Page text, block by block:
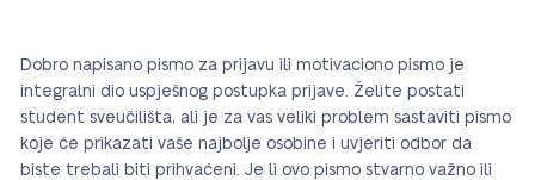
Dobro napisano pismo za prijavu ili motivaciono pismo je
integralni dio uspješnog postupka prijave. Želite postati
student sveučilišta, ali je za vas veliki problem sastaviti pismo
koje će prikazati vaše najbolje osobine i uvjeriti odbor da
biste trebali biti prihvaćeni. Je li ovo pismo stvarno važno ili